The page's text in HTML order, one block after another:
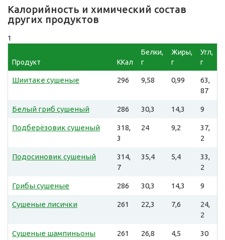
Калорийность и химический состав
других продуктов
1
Продукт ККал
Белки,
г
Жиры,
г
Угл,
г
Шиитаке сушеные 296 9,58 0,99
63,
87
Белый гриб сушеный 286 30,3 14,3 9
Подберёзовик сушеный
318,
3
24 9,2
37,
2
Подосиновик сушеный
314,
7
35,4 5,4
33,
2
Грибы сушеные 286 30,3 14,3 9
Сушеные лисички 261 22,3 7,6
24,
2
Сушеные шампиньоны 261 26,8 4,5 30